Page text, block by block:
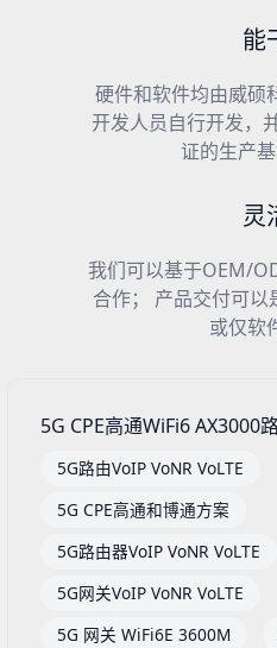
能
硬件和软件均由威硕
开发人员自行开发，
证的生产基
灵
我们可以基于OEM/
合作； 产品交付可
或仅软
5G CPE高通WiFi6 AX3000
5G路由VoIP VoNR VoLTE
5G CPE高通和博通方案
5G路由器VoIP VoNR VoLTE
5G网关VoIP VoNR VoLTE
5G 网关 WiFi6E 3600M